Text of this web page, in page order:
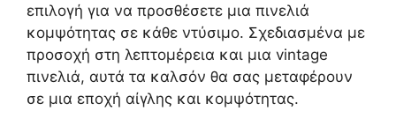
επιλογή για να προσθέσετε μια πινελιά
κομψότητας σε κάθε ντύσιμο. Σχεδιασμένα με
προσοχή στη λεπτομέρεια και μια vintage
πινελιά, αυτά τα καλσόν θα σας μεταφέρουν
σε μια εποχή αίγλης και κομψότητας.